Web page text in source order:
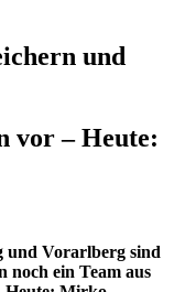
und
vor – Heute:
und Vorarlberg sind
noch ein Team aus